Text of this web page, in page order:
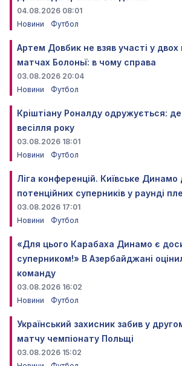
04.08.2026 08:01
Новини
Футбол
Артем Довбик не взяв участі у двох
матчах Болоньї: в чому справа
03.08.2026 20:04
Новини
Футбол
Кріштіану Роналду одружується: де
весілля року
03.08.2026 18:01
Новини
Футбол
Ліга конференцій. Київське Динамо
потенційних суперників у раунді
03.08.2026 17:01
Новини
Футбол
«Для цього Карабаха Динамо є
суперником!» В Азербайджані
команду
03.08.2026 16:02
Новини
Футбол
Український захисник забив у
матчу чемпіонату Польщі
03.08.2026 15:02